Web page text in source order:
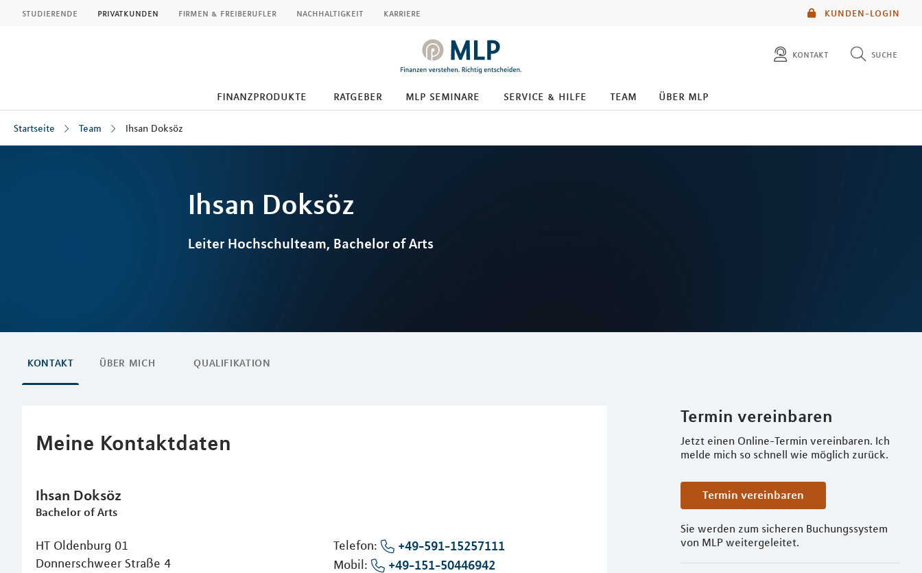
KUNDEN-LOGIN
studierende privatkunden firmen & freiberufler nachhaltigkeit karriere
kontakt suche
finanzprodukte ratgeber mlp seminare service & hilfe team über mlp
Startseite Team Ihsan Doksöz
Ihsan Doksöz
Leiter Hochschulteam, Bachelor of Arts
KONTAKT ÜBER MICH QUALIFIKATION
Termin vereinbaren
Jetzt einen Online-Termin vereinbaren. Ich
melde mich so schnell wie möglich zurück.
Termin vereinbaren
Sie werden zum sicheren Buchungssystem
von MLP weitergeleitet.
Meine Kontaktdaten
Ihsan Doksöz
Bachelor of Arts
HT Oldenburg 01
Donnerschweer Straße 4
Telefon:
+49-591-15257111
Mobil:
+49-151-50446942